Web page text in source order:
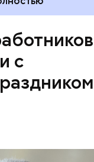
с
в жизнь планы
спасибо
города.